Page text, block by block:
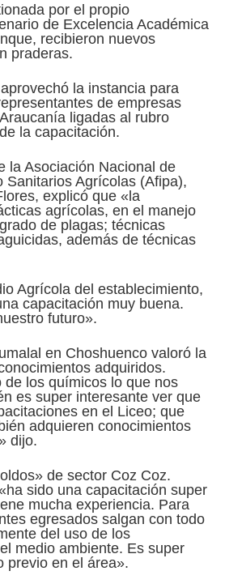
por el propio
de Excelencia Académica
recibieron nuevos
praderas.
la instancia para
de empresas
ligadas al rubro
la capacitación.
la Asociación Nacional de
Sanitarios Agrícolas (Afipa),
explicó que «la
agrícolas, en el manejo
de plagas; técnicas
además de técnicas
Agrícola del establecimiento,
capacitación muy buena.
futuro».
en Choshuenco valoró la
adquiridos.
los químicos lo que nos
es super interesante ver que
en el Liceo; que
adquieren conocimientos
dijo.
de sector Coz Coz.
sido una capacitación super
mucha experiencia. Para
egresados salgan con todo
del uso de los
medio ambiente. Es super
previo en el área».